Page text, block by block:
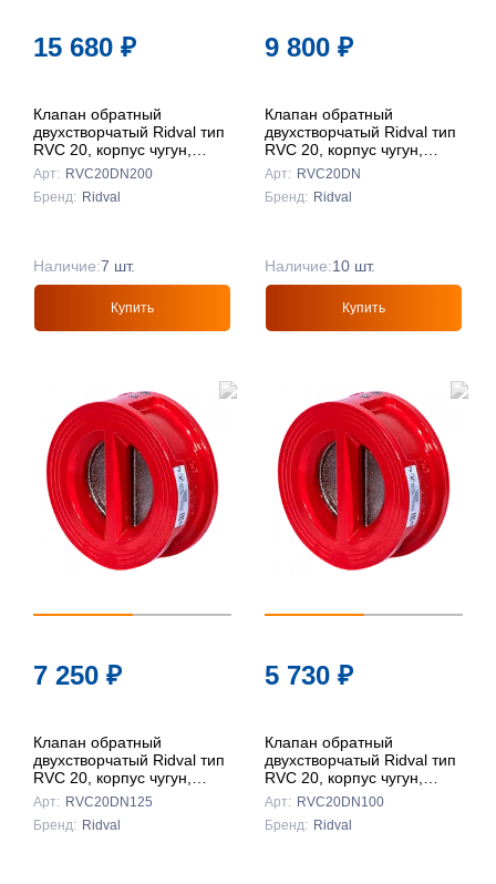
15 680 ₽
Клапан обратный
двухстворчатый Ridval тип
RVC 20, корпус чугун,
створки чуг DN200
КРАСНЫЙ
Арт: RVC20DN200
Бренд: Ridval
Наличие:7 шт.
Купить
9 800 ₽
Клапан обратный
двухстворчатый Ridval тип
RVC 20, корпус чугун,
створки чуг DN150
КРАСНЫЙ
Арт: RVC20DN
Бренд: Ridval
Наличие:10 шт.
Купить
7 250 ₽
Клапан обратный
двухстворчатый Ridval тип
RVC 20, корпус чугун,
створки чуг
DN125КРАСНЫЙ
Арт: RVC20DN125
Бренд: Ridval
5 730 ₽
Клапан обратный
двухстворчатый Ridval тип
RVC 20, корпус чугун,
створки чуг DN100
КРАСНЫЙ
Арт: RVC20DN100
Бренд: Ridval